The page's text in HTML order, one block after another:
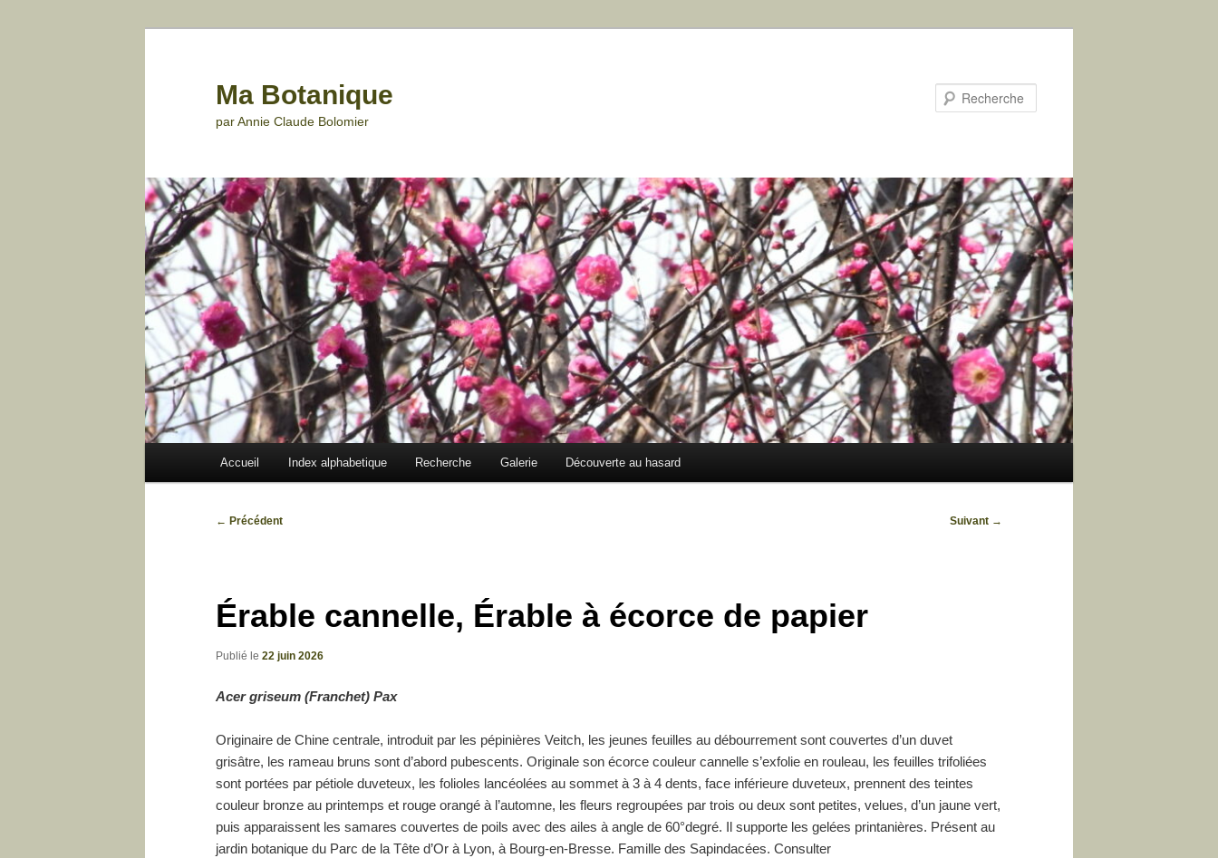
Ma Botanique
par Annie Claude Bolomier
Accueil Index alphabetique Recherche Galerie Découverte au hasard
Navigation
← Précédent Suivant →
Érable cannelle, Érable à écorce de papier
Publié le 22 juin 2026
Acer griseum (Franchet) Pax
Originaire de Chine centrale, introduit par les pépinières Veitch, les jeunes feuilles au débourrement sont couvertes d’un duvet
grisâtre, les rameau bruns sont d’abord pubescents. Originale son écorce couleur cannelle s’exfolie en rouleau, les feuilles trifoliées
sont portées par pétiole duveteux, les folioles lancéolées au sommet à 3 à 4 dents, face inférieure duveteux, prennent des teintes
couleur bronze au printemps et rouge orangé à l’automne, les fleurs regroupées par trois ou deux sont petites, velues, d’un jaune vert,
puis apparaissent les samares couvertes de poils avec des ailes à angle de 60°degré. Il supporte les gelées printanières. Présent au
jardin botanique du Parc de la Tête d’Or à Lyon, à Bourg-en-Bresse. Famille des Sapindacées. Consulter